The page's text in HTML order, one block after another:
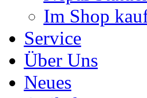
Im Shop
Service
Über Uns
Neues